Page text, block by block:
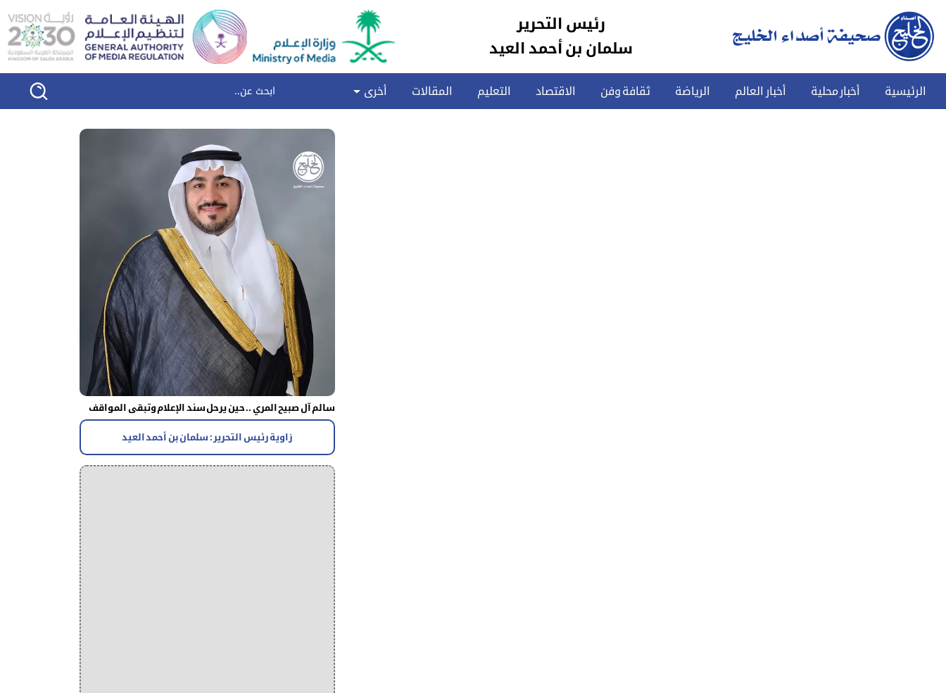
رئيس التحرير
سلمان بن أحمد العيد
الرئيسية أخبار محلية أخبار العالم الرياضة ثقافة وفن الاقتصاد التعليم المقالات أخرى
سالم آل صبيح المري .. حين يرحل سند الإعلام وتبقى المواقف
زاوية رئيس التحرير : سلمان بن أحمد العيد